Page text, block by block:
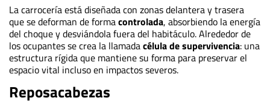
La carrocería está diseñada con zonas delantera y trasera
que se deforman de formacontrolada, absorbiendo la energía
del choque y desviándola fuera del habitáculo. Alrededor de
los ocupantes se crea la llamadacélula de supervivencia: una
estructura rígida que mantiene su forma para preservar el
espacio vital incluso en impactos severos.
Reposacabezas